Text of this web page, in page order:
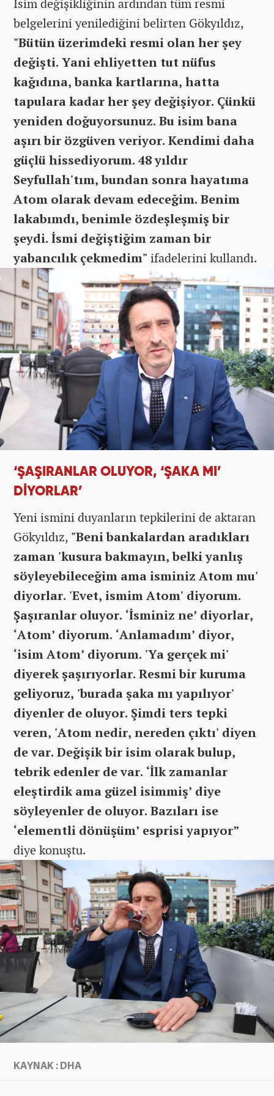
belgelerini yenilediğini belirten Gökyıldız,
"Bütün üzerimdeki resmi olan her şey
değişti. Yani ehliyetten tut nüfus
kağıdına, banka kartlarına, hatta
tapulara kadar her şey değişiyor. Çünkü
yeniden doğuyorsunuz. Bu isim bana
aşırı bir özgüven veriyor. Kendimi daha
güçlü hissediyorum. 48 yıldır
Seyfullah'tım, bundan sonra hayatıma
Atom olarak devam edeceğim. Benim
lakabımdı, benimle özdeşleşmiş bir
şeydi. İsmi değiştiğim zaman bir
yabancılık çekmedim" ifadelerini kullandı.
‘ŞAŞIRANLAR OLUYOR, ‘ŞAKA MI’
DİYORLAR’
Yeni ismini duyanların tepkilerini de aktaran
Gökyıldız, "Beni bankalardan aradıkları
zaman 'kusura bakmayın, belki yanlış
söyleyebileceğim ama isminiz Atom mu'
diyorlar. 'Evet, ismim Atom' diyorum.
Şaşıranlar oluyor. ‘İsminiz ne’ diyorlar,
‘Atom’ diyorum. ‘Anlamadım’ diyor,
‘isim Atom’ diyorum. 'Ya gerçek mi'
diyerek şaşırıyorlar. Resmi bir kuruma
geliyoruz, 'burada şaka mı yapılıyor'
diyenler de oluyor. Şimdi ters tepki
veren, 'Atom nedir, nereden çıktı' diyen
de var. Değişik bir isim olarak bulup,
tebrik edenler de var. ‘İlk zamanlar
eleştirdik ama güzel isimmiş’ diye
söyleyenler de oluyor. Bazıları ise
‘elementli dönüşüm’ esprisi yapıyor”
diye konuştu.
KAYNAK : DHA